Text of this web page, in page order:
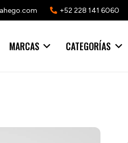
+52 228 141 6060
MARCAS CATEGORÍAS